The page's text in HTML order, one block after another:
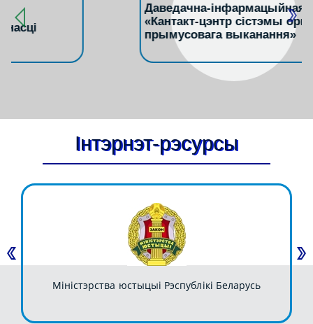
Даведачна-інфармацыйная служба
«Кантакт-цэнтр сістэмы органаў
прымусовага выканання»
Інтэрнэт-рэсурсы
Міністэрства юстыцыі Рэспублікі Беларусь